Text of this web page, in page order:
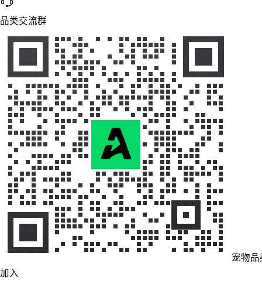
品类交流群
宠物
加入